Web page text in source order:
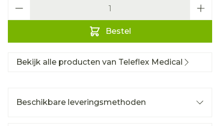
Bestel
Bekijk alle producten van Teleflex Medical
Beschikbare leveringsmethoden